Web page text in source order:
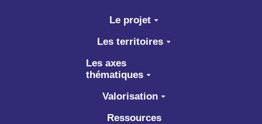
Aller au contenu principal
Le projet
Les territoires
Les axes
thématiques
Valorisation
Ressources